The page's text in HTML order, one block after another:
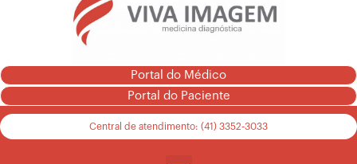
Portal do Médico
Portal do Paciente
Central de atendimento: (41) 3352-3033